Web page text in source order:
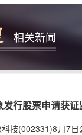
相关新闻
行股票申请获
技(002331)8月7